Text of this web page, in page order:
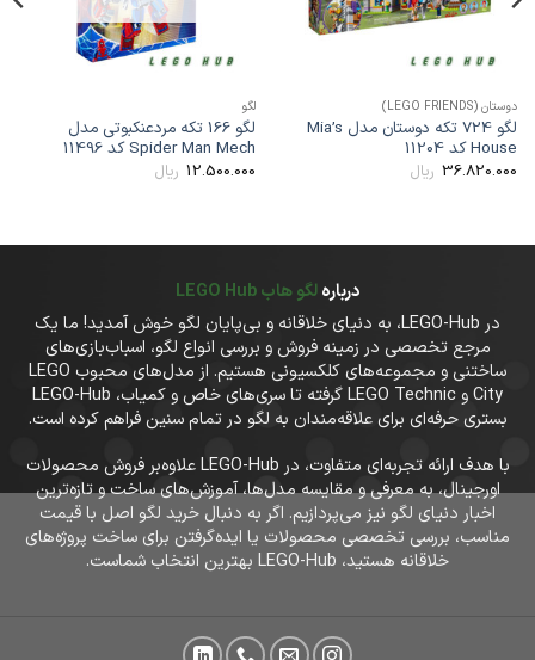
دوستان (LEGO FRIENDS)
لگو 724 تکه دوستان مدل Mia’s
House کد 11204
36.820.000 ریال
لگو 166 تکه مردعنکبوتی مدل
Spider Man Mech کد 11496
12.500.000 ریال
دربارهلگو هاب LEGO Hub
در LEGO-Hub، به دنیای خلاقانه و بی‌پایان لگو خوش آمدید! ما یک
مرجع تخصصی در زمینه فروش و بررسی انواع لگو، اسباب‌بازی‌های
ساختنی و مجموعه‌های کلکسیونی هستیم. از مدل‌های محبوب LEGO
City و LEGO Technic گرفته تا سری‌های خاص و کمیاب، LEGO-Hub
بستری حرفه‌ای برای علاقه‌مندان به لگو در تمام سنین فراهم کرده است.
با هدف ارائه تجربه‌ای متفاوت، در LEGO-Hub علاوه‌بر فروش محصولات
اورجینال، به معرفی و مقایسه مدل‌ها، آموزش‌های ساخت و تازه‌ترین
اخبار دنیای لگو نیز می‌پردازیم. اگر به دنبال خرید لگو اصل با قیمت
مناسب، بررسی تخصصی محصولات یا ایده‌گرفتن برای ساخت پروژه‌های
خلاقانه هستید، LEGO-Hub بهترین انتخاب شماست.